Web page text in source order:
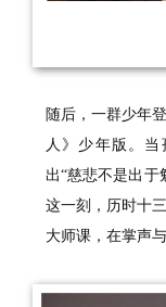
随后，一群少年
人》少年版。
出“慈悲不是出于
这一刻，历时十
大师课，在掌声